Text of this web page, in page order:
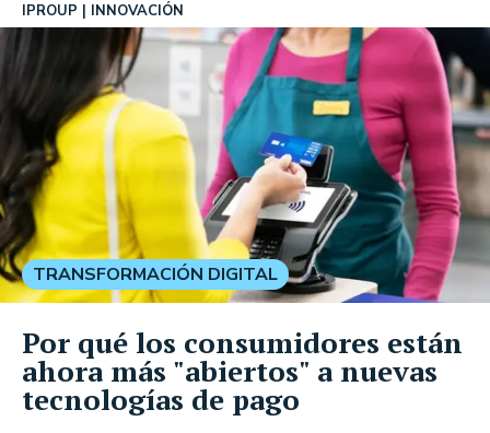
IPROUP INNOVACIÓN
TRANSFORMACIÓN DIGITAL
Por qué los consumidores están
ahora más "abiertos" a nuevas
tecnologías de pago